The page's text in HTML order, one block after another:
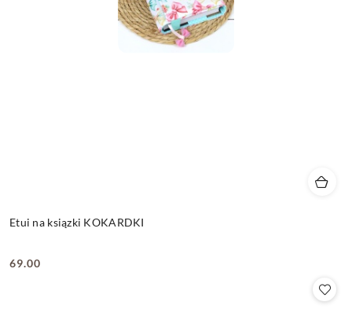
Etui na ksiązki KOKARDKI
Cena:
69.00